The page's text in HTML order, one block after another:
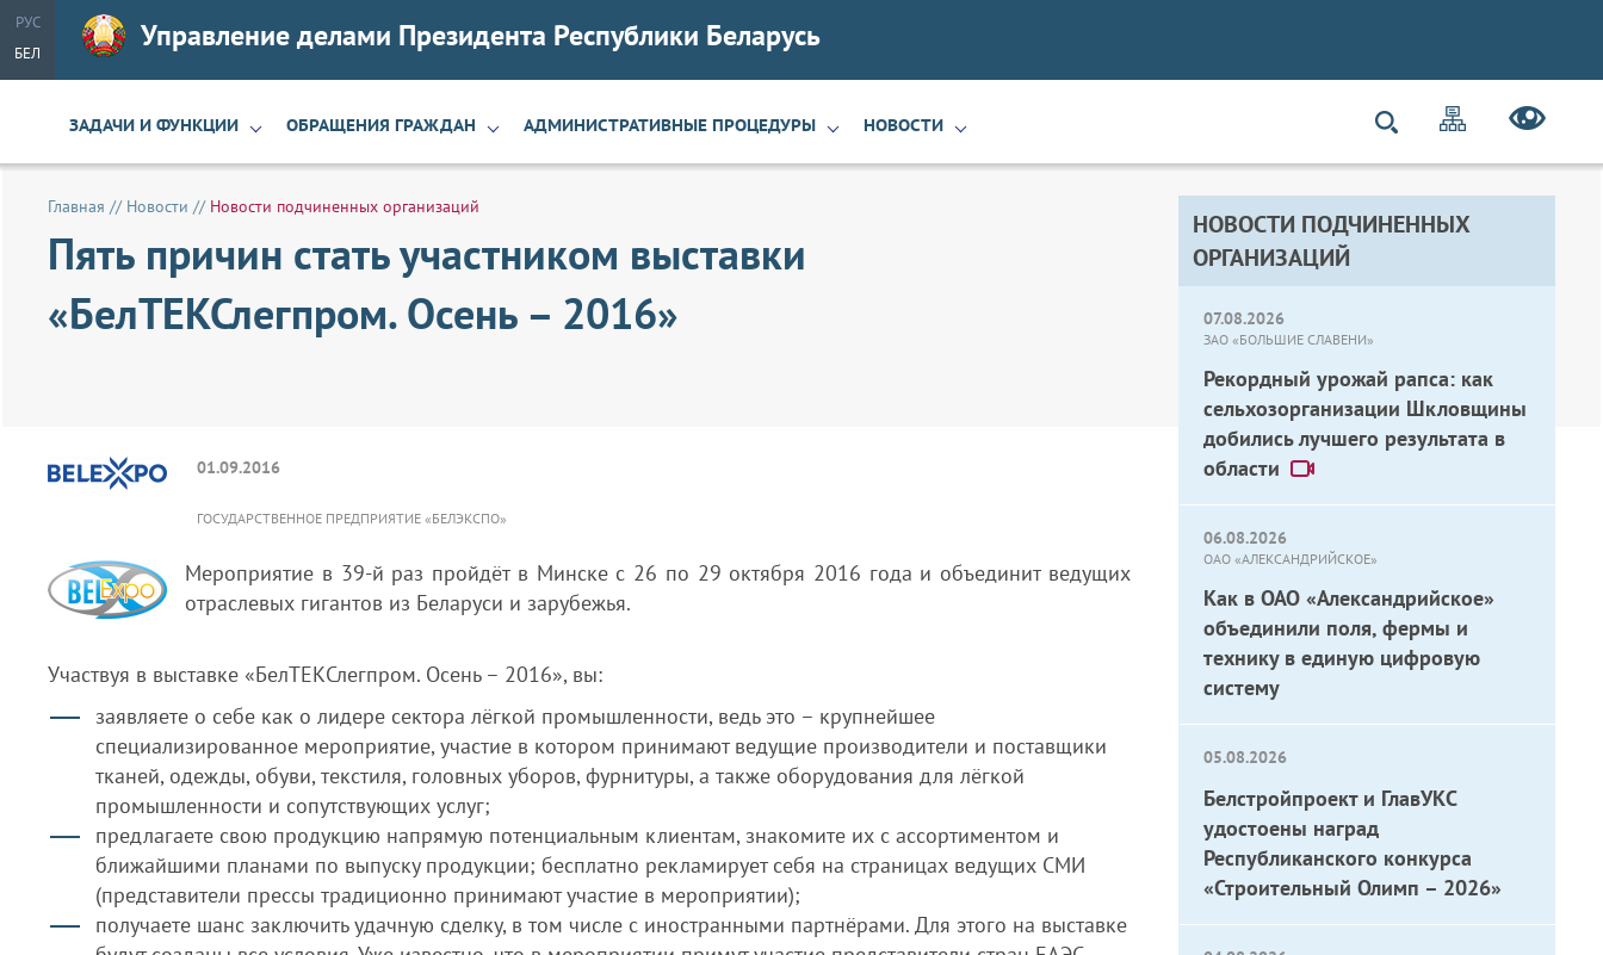
РУС
БЕЛ
Управление делами Президента Республики Беларусь
ЗАДАЧИ И ФУНКЦИИ ОБРАЩЕНИЯ ГРАЖДАН АДМИНИСТРАТИВНЫЕ ПРОЦЕДУРЫ НОВОСТИ
НОВОСТИ ПОДЧИНЕННЫХ
ОРГАНИЗАЦИЙ
07.08.2026
ЗАО «БОЛЬШИЕ СЛАВЕНИ»
Рекордный урожай рапса: как
сельхозорганизации Шкловщины
добились лучшего результата в
области
06.08.2026
ОАО «АЛЕКСАНДРИЙСКОЕ»
Как в ОАО «Александрийское»
объединили поля, фермы и
технику в единую цифровую
систему
05.08.2026
Белстройпроект и ГлавУКС
удостоены наград
Республиканского конкурса
«Строительный Олимп – 2026»
Главная // Новости // Новости подчиненных организаций
Пять причин стать участником выставки
«БелТЕКСлегпром. Осень – 2016»
01.09.2016
ГОСУДАРСТВЕННОЕ ПРЕДПРИЯТИЕ «БЕЛЭКСПО»
Мероприятие в 39-й раз пройдёт в Минске с 26 по 29 октября 2016 года и объединит ведущих
отраслевых гигантов из Беларуси и зарубежья.
Участвуя в выставке «БелТЕКСлегпром. Осень – 2016», вы:
заявляете о себе как о лидере сектора лёгкой промышленности, ведь это – крупнейшее
специализированное мероприятие, участие в котором принимают ведущие производители и поставщики
тканей, одежды, обуви, текстиля, головных уборов, фурнитуры, а также оборудования для лёгкой
промышленности и сопутствующих услуг;
предлагаете свою продукцию напрямую потенциальным клиентам, знакомите их с ассортиментом и
ближайшими планами по выпуску продукции; бесплатно рекламирует себя на страницах ведущих СМИ
(представители прессы традиционно принимают участие в мероприятии);
получаете шанс заключить удачную сделку, в том числе с иностранными партнёрами. Для этого на выставке